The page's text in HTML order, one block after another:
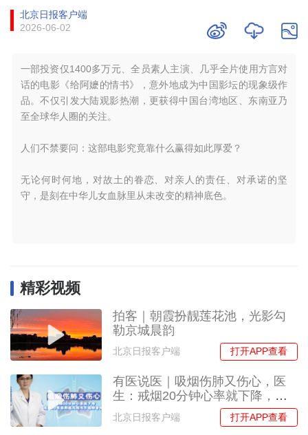
北京日报客户端
2026-06-02
一部投资仅1400多万元、全员素人主演、几乎全片使用方言对
话的电影《给阿嬷的情书》，意外地成为中国影坛的现象级作
品。不仅引发大陆观影热潮，更获得中国台湾地区、东南亚乃
至全球华人圈的关注。
人们不禁要问：这部电影究竟靠什么赢得如此厚爱？
无论何时何地，对故土的眷恋、对亲人的责任、对承诺的坚
守，是刻在中华儿女血脉里从未改变的精神底色。
精彩视频
拍客｜朝霞扮靓莲花池，光影勾
勒京城晨韵
北京日报客户端 打开APP查看
有医说医｜吸烟伤肺又伤心，医
生：戒烟20分钟心率就下降，戒
烟20年后肺癌风险与不吸烟者相
当
北京日报客户端 打开APP查看